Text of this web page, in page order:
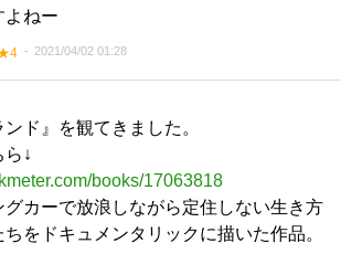
よねー
2021/04/02 01:28
ンド』を観てきました。
ら↓
books/17063818
グカーで放浪しながら定住しない生き方
ちをドキュメンタリックに描いた作品。